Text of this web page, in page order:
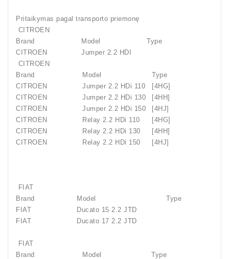
Pritaikymas pagal transporto priemonę
CITROEN
Brand
Model
Type
CITROEN
Jumper 2.2 HDI
CITROEN
Brand
Model
Type
CITROEN
Jumper 2.2 HDi 110
[4HG]
CITROEN
Jumper 2.2 HDi 130
[4HH]
CITROEN
Jumper 2.2 HDi 150
[4HJ]
CITROEN
Relay 2.2 HDi 110
[4HG]
CITROEN
Relay 2.2 HDi 130
[4HH]
CITROEN
Relay 2.2 HDi 150 [4HJ]
FIAT
Brand
Model
Type
FIAT
Ducato 15 2.2 JTD
FIAT
Ducato 17 2.2 JTD
FIAT
Brand
Model
Type